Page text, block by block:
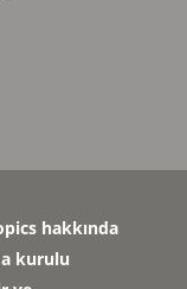
hakkında
kurulu